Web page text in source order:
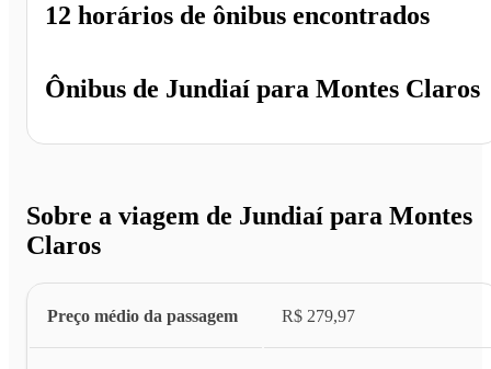
Ônibus de Jundiaí para Montes Claros
12 horários de ônibus encontrados
Sobre a viagem de Jundiaí para Montes
Claros
Preço médio da passagem R$ 279,97